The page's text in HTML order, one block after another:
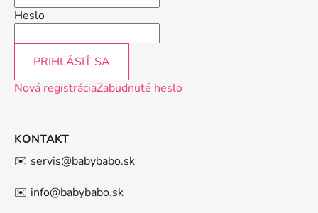
Heslo
PRIHLÁSIŤ SA
Nová registráciaZabudnuté heslo
KONTAKT
✉️ servis@babybabo.sk
✉️ info@babybabo.sk